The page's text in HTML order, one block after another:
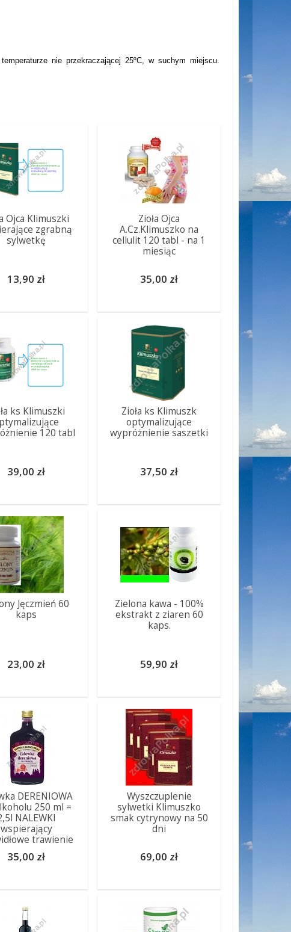
nie przekraczającej 25ºC, w suchym miejscu.
Ojca Klimuszki
zgrabną
sylwetkę
13,90 zł
Zioła Ojca
A.Cz.Klimuszko na
cellulit 120 tabl - na 1
miesiąc
35,00 zł
ks Klimuszki
120 tabl
39,00 zł
Zioła ks Klimuszk
optymalizujące
wypróżnienie saszetki
37,50 zł
Jęczmień 60
kaps
23,00 zł
Zielona kawa - 100%
ekstrakt z ziaren 60
kaps.
59,90 zł
DERENIOWA
250 ml =
NALEWKI
wspierający
trawienie
35,00 zł
Wyszczuplenie
sylwetki Klimuszko
smak cytrynowy na 50
dni
69,00 zł